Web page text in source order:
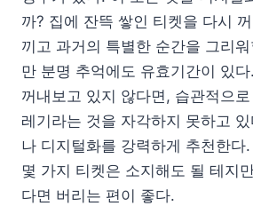
까? 집에 잔뜩 쌓인 티켓을 다시
끼고 과거의 특별한 순간을 그리
만 분명 추억에도 유효기간이 있
꺼내보고 있지 않다면, 습관적으
레기라는 것을 자각하지 못하고
나 디지털화를 강력하게 추천한다
몇 가지 티켓은 소지해도 될 테지
다면 버리는 편이 좋다.